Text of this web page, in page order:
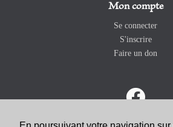
Mon compte
Se connecter
S'inscrire
Faire un don